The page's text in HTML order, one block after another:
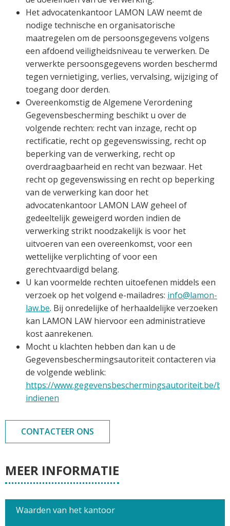
Het advocatenkantoor LAMON LAW neemt de
nodige technische en organisatorische
maatregelen om de persoonsgegevens volgens
een afdoend veiligheidsniveau te verwerken. De
verwerkte persoonsgegevens worden beschermd
tegen vernietiging, verlies, vervalsing, wijziging of
toegang door derden.
Overeenkomstig de Algemene Verordening
Gegevensbescherming beschikt u over de
volgende rechten: recht van inzage, recht op
rectificatie, recht op gegevenswissing, recht op
beperking van de verwerking, recht op
overdraagbaarheid en recht van bezwaar. Het
recht op gegevenswissing en recht op beperking
van de verwerking kan door het
advocatenkantoor LAMON LAW geheel of
gedeeltelijk geweigerd worden indien de
verwerking strikt noodzakelijk is voor het
uitvoeren van een overeenkomst, voor een
wettelijke verplichting of voor een
gerechtvaardigd belang.
U kan voormelde rechten uitoefenen middels een
verzoek op het volgend e-mailadres: info@lamon-
law.be. Bij onredelijke of herhaaldelijke verzoeken
kan LAMON LAW hiervoor een administratieve
kost aanrekenen.
Mocht u klachten hebben dan kan u de
Gegevensbeschermingsautoriteit contacteren via
de volgende weblink:
https://www.gegevensbeschermingsautoriteit.be/
indienen
CONTACTEER ONS
MEER INFORMATIE
Waarden van het kantoor